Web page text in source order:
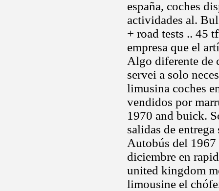
españa, coches
actividades al.
+ road tests .. 45
empresa que el
Algo diferente de
servei a solo
limusina coches
vendidos por
1970 and buick.
salidas de
Autobús del 1967
diciembre en
united kingdom
limousine el